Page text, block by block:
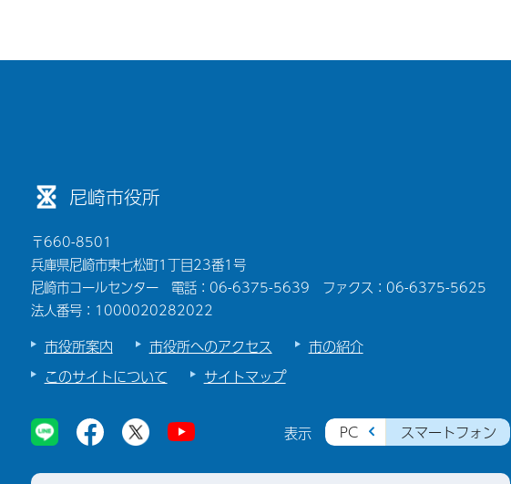
尼崎市役所
〒660-8501
兵庫県尼崎市東七松町1丁目23番1号
尼崎市コールセンター 電話：06-6375-5639 ファクス：06-6375-5625
法人番号：1000020282022
市役所案内 市役所へのアクセス
市の紹介
このサイトについて
サイトマップ
表示 PC スマートフォン